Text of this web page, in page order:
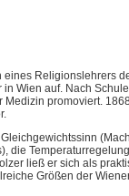
Religionslehrers
Wien auf. Nach
promoviert.
die
ließ er sich als
Größen der